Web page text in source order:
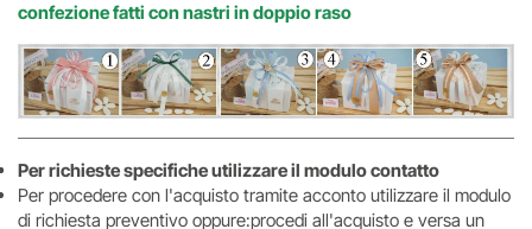
confezione fatti con nastri in doppio raso
Per richieste specifiche utilizzare il modulo contatto
Per procedere con l'acquisto tramite acconto utilizzare il modulo
di richiesta preventivo oppure:procedi all'acquisto e versa un